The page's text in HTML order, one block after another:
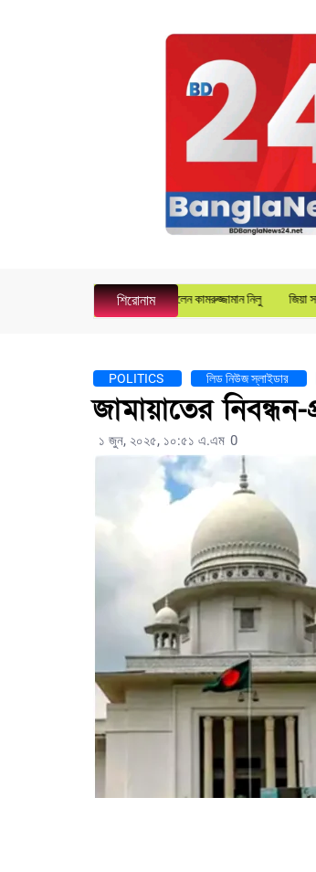
শিরোনাম
হিসেবে যোগদান করলেন কামরুজ্জামান নিলু জিয়া সাইবার
POLITICS লিড নিউজ স্লাইডার
জামায়াতের
১ জুন, ২০২৫, ১০:৫১ এ.এম 0